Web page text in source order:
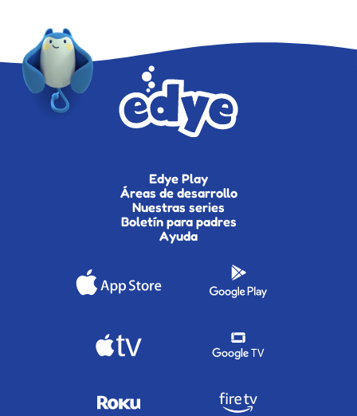
Edye Play
Áreas de desarrollo
Nuestras series
Boletín para padres
Ayuda